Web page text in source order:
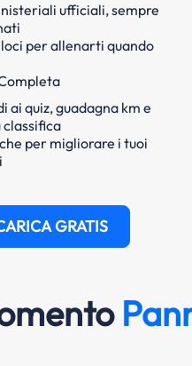
ufficiali, sempre
per allenarti quando
ai quiz, guadagna km e
classifica
per migliorare i tuoi
GRATIS